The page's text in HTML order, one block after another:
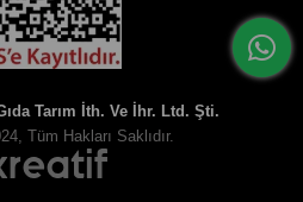
Tarım İth. Ve İhr. Ltd. Şti.
Tüm Hakları Saklıdır.